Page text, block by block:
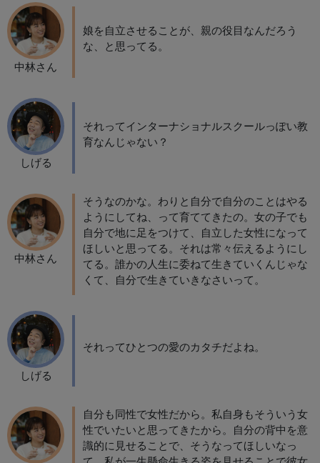
中林さん
娘を自立させることが、親の役目なんだろう
な、と思ってる。
しげる
それってインターナショナルスクールっぽい教
育なんじゃない？
中林さん
そうなのかな。わりと自分で自分のことはやる
ようにしてね、って育ててきたの。女の子でも
自分で地に足をつけて、自立した女性になって
ほしいと思ってる。それは常々伝えるようにし
てる。誰かの人生に委ねて生きていくんじゃな
くて、自分で生きていきなさいって。
しげる
それってひとつの愛のカタチだよね。
自分も同性で女性だから。私自身もそういう女
性でいたいと思ってきたから。自分の背中を意
識的に見せることで、そうなってほしいなっ